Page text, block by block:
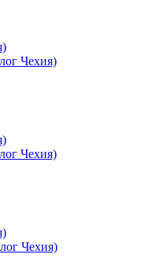
Чехия)
Чехия)
Чехия)